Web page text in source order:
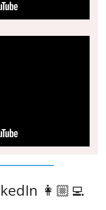
👩🏼‍💻